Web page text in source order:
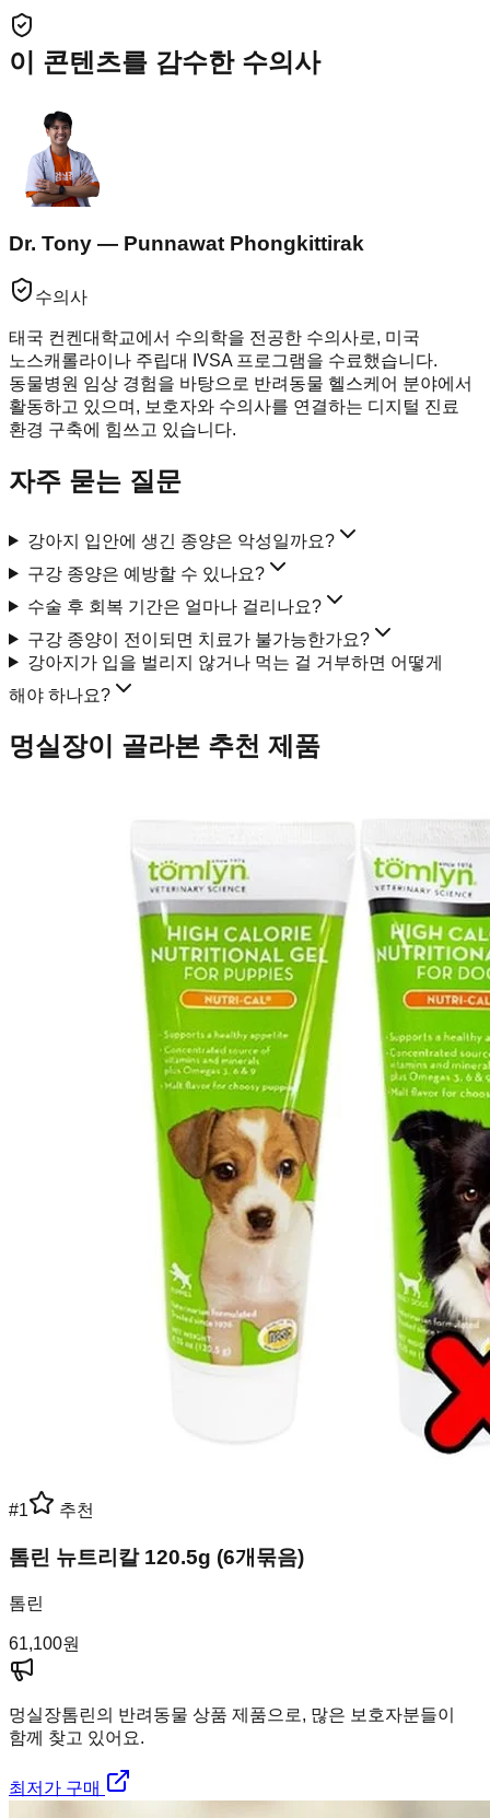
이 콘텐츠를 감수한 수의사
Dr. Tony — Punnawat Phongkittirak
수의사
태국 컨켄대학교에서 수의학을 전공한 수의사로, 미국
노스캐롤라이나 주립대 IVSA 프로그램을 수료했습니다.
동물병원 임상 경험을 바탕으로 반려동물 헬스케어 분야에서
활동하고 있으며, 보호자와 수의사를 연결하는 디지털 진료
환경 구축에 힘쓰고 있습니다.
자주 묻는 질문
강아지 입안에 생긴 종양은 악성일까요?
구강 종양은 예방할 수 있나요?
수술 후 회복 기간은 얼마나 걸리나요?
구강 종양이 전이되면 치료가 불가능한가요?
강아지가 입을 벌리지 않거나 먹는 걸 거부하면 어떻게
해야 하나요?
멍실장이 골라본 추천 제품
#1 추천
톰린 뉴트리칼 120.5g (6개묶음)
톰린
61,100원
멍실장톰린의 반려동물 상품 제품으로, 많은 보호자분들이
함께 찾고 있어요.
최저가 구매